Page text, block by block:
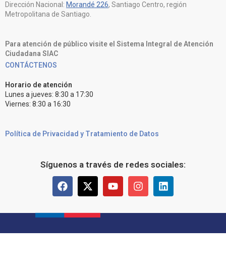
Dirección Nacional: Morandé 226, Santiago Centro, región
Metropolitana de Santiago.
Para atención de público visite el Sistema Integral de Atención
Ciudadana SIAC
CONTÁCTENOS
Horario de atención
Lunes a jueves: 8:30 a 17:30
Viernes: 8:30 a 16:30
Política de Privacidad y Tratamiento de Datos
Síguenos a través de redes sociales: